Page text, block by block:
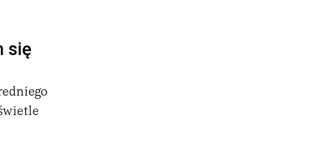
się